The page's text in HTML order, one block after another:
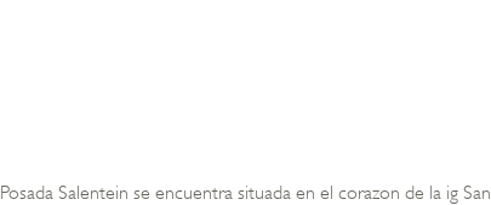
Posada Salentein se encuentra situada en el corazon de la ig San